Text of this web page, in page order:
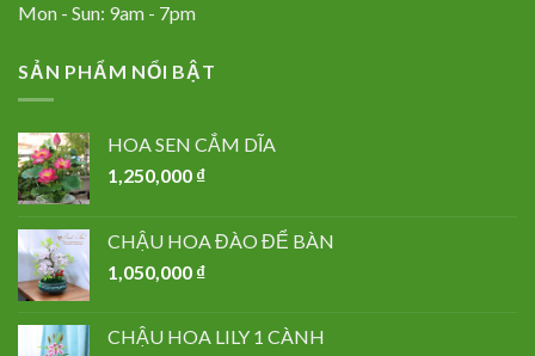
Mon - Sun: 9am - 7pm
SẢN PHẨM NỔI BẬT
HOA SEN CẮM DĨA
1,250,000 ₫
CHẬU HOA ĐÀO ĐỂ BÀN
1,050,000 ₫
CHẬU HOA LILY 1 CÀNH